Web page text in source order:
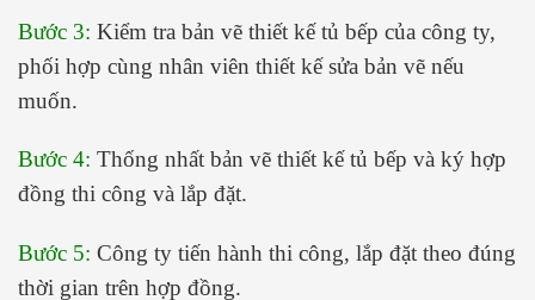
Bước 3: Kiểm tra bản vẽ thiết kế tủ bếp của công ty,
phối hợp cùng nhân viên thiết kế sửa bản vẽ nếu
muốn.
Bước 4: Thống nhất bản vẽ thiết kế tủ bếp và ký hợp
đồng thi công và lắp đặt.
Bước 5: Công ty tiến hành thi công, lắp đặt theo đúng
thời gian trên hợp đồng.